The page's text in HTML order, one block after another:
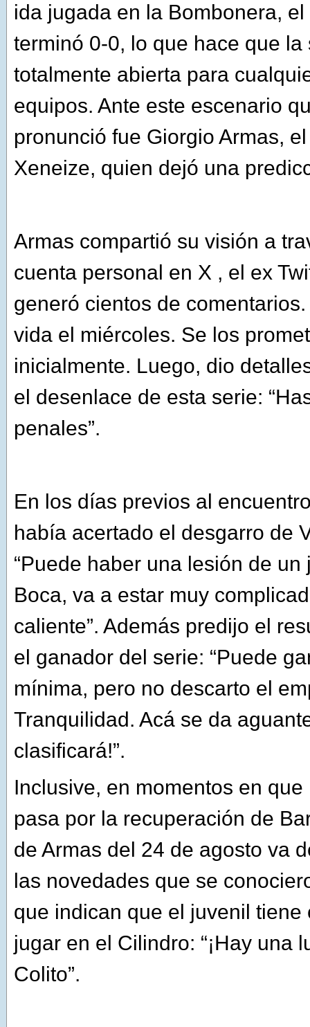
ida jugada en la Bombonera,
terminó 0-0, lo que hace que la
totalmente abierta para
equipos. Ante este escenario
pronunció fue Giorgio Armas,
Xeneize, quien dejó una
Armas compartió su visión a
cuenta personal en X , el ex
generó cientos de
vida el miércoles. Se los
inicialmente. Luego, dio
el desenlace de esta serie:
penales”.
En los días previos al
había acertado el desgarro de
“Puede haber una lesión de un
Boca, va a estar muy
caliente”. Además predijo el
el ganador del serie: “Puede
mínima, pero no descarto el
Tranquilidad. Acá se da
clasificará!”.
Inclusive, en momentos en
pasa por la recuperación de
de Armas del 24 de agosto va
las novedades que se
que indican que el juvenil tiene
jugar en el Cilindro: “¡Hay una
Colito”.